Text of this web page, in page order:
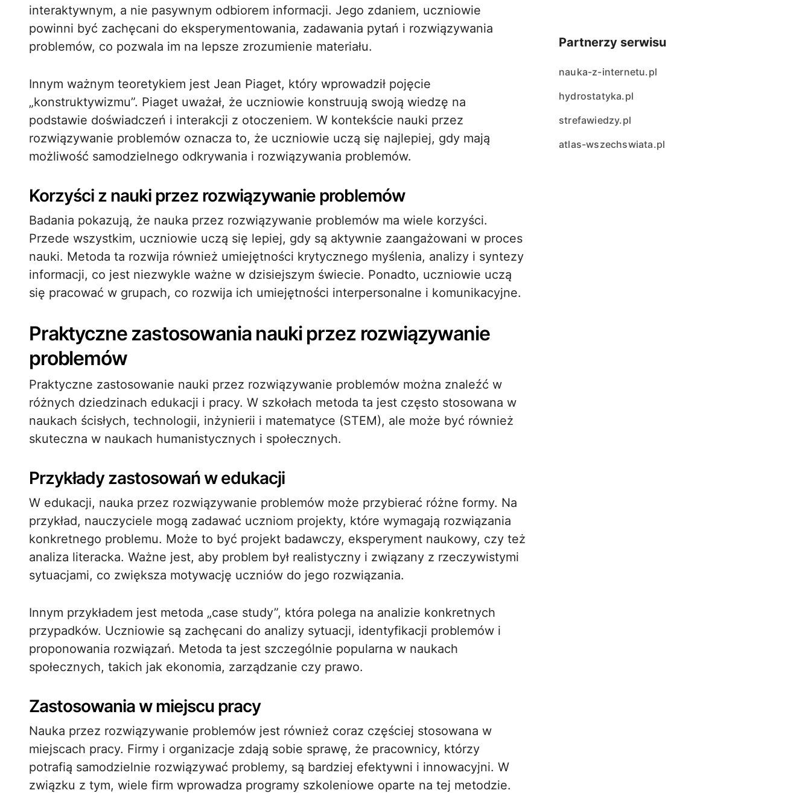
interaktywnym, a nie pasywnym odbiorem informacji. Jego zdaniem, uczniowie
powinni być zachęcani do eksperymentowania, zadawania pytań i rozwiązywania
problemów, co pozwala im na lepsze zrozumienie materiału.
Innym ważnym teoretykiem jest Jean Piaget, który wprowadził pojęcie
„konstruktywizmu”. Piaget uważał, że uczniowie konstruują swoją wiedzę na
podstawie doświadczeń i interakcji z otoczeniem. W kontekście nauki przez
rozwiązywanie problemów oznacza to, że uczniowie uczą się najlepiej, gdy mają
możliwość samodzielnego odkrywania i rozwiązywania problemów.
Korzyści z nauki przez rozwiązywanie problemów
Badania pokazują, że nauka przez rozwiązywanie problemów ma wiele korzyści.
Przede wszystkim, uczniowie uczą się lepiej, gdy są aktywnie zaangażowani w proces
nauki. Metoda ta rozwija również umiejętności krytycznego myślenia, analizy i syntezy
informacji, co jest niezwykle ważne w dzisiejszym świecie. Ponadto, uczniowie uczą
się pracować w grupach, co rozwija ich umiejętności interpersonalne i komunikacyjne.
Praktyczne zastosowania nauki przez rozwiązywanie
problemów
Praktyczne zastosowanie nauki przez rozwiązywanie problemów można znaleźć w
różnych dziedzinach edukacji i pracy. W szkołach metoda ta jest często stosowana w
naukach ścisłych, technologii, inżynierii i matematyce (STEM), ale może być również
skuteczna w naukach humanistycznych i społecznych.
Przykłady zastosowań w edukacji
W edukacji, nauka przez rozwiązywanie problemów może przybierać różne formy. Na
przykład, nauczyciele mogą zadawać uczniom projekty, które wymagają rozwiązania
konkretnego problemu. Może to być projekt badawczy, eksperyment naukowy, czy też
analiza literacka. Ważne jest, aby problem był realistyczny i związany z rzeczywistymi
sytuacjami, co zwiększa motywację uczniów do jego rozwiązania.
Innym przykładem jest metoda „case study”, która polega na analizie konkretnych
przypadków. Uczniowie są zachęcani do analizy sytuacji, identyfikacji problemów i
proponowania rozwiązań. Metoda ta jest szczególnie popularna w naukach
społecznych, takich jak ekonomia, zarządzanie czy prawo.
Zastosowania w miejscu pracy
Nauka przez rozwiązywanie problemów jest również coraz częściej stosowana w
miejscach pracy. Firmy i organizacje zdają sobie sprawę, że pracownicy, którzy
potrafią samodzielnie rozwiązywać problemy, są bardziej efektywni i innowacyjni. W
związku z tym, wiele firm wprowadza programy szkoleniowe oparte na tej metodzie.
Partnerzy serwisu
nauka-z-internetu.pl
hydrostatyka.pl
strefawiedzy.pl
atlas-wszechswiata.pl